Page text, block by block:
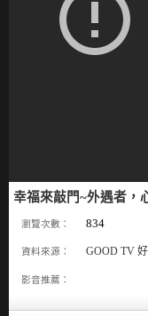
幸福來敲門~外遇者，
瀏覽次數： 834
資料來源： GOOD TV
影音推薦：